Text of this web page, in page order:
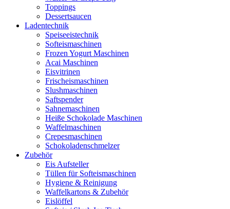
Toppings
Dessertsaucen
Ladentechnik
Speiseeistechnik
Softeismaschinen
Frozen Yogurt Maschinen
Acai Maschinen
Eisvitrinen
Frischeismaschinen
Slushmaschinen
Saftspender
Sahnemaschinen
Heiße Schokolade Maschinen
Waffelmaschinen
Crepesmaschinen
Schokoladenschmelzer
Zubehör
Eis Aufsteller
Tüllen für Softeismaschinen
Hygiene & Reinigung
Waffelkartons & Zubehör
Eislöffel